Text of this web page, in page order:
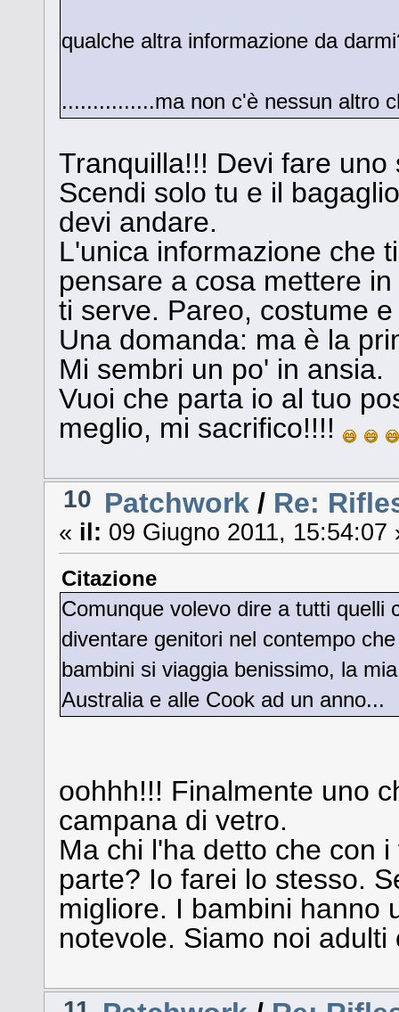
qualche altra informazione da
...............ma non c'è nessun altro
Tranquilla!!! Devi fare
Scendi solo tu e il
devi andare.
L'unica informazione che
pensare a cosa mettere
ti serve. Pareo, costume
Una domanda: ma è la
Mi sembri un po' in ansia.
Vuoi che parta io al tuo
meglio, mi sacrifico!!!!
10 Patchwork / Re:
« il: 09 Giugno 2011, 15:54:07
Citazione
Comunque volevo dire a tutti quelli
diventare genitori nel contempo
bambini si viaggia benissimo, la
Australia e alle Cook ad un anno...
oohhh!!! Finalmente uno
campana di vetro.
Ma chi l'ha detto che con
parte? Io farei lo stesso.
migliore. I bambini hanno
notevole. Siamo noi